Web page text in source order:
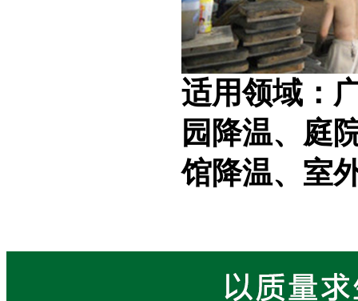
适用领域：
园降温、庭
馆降温、室